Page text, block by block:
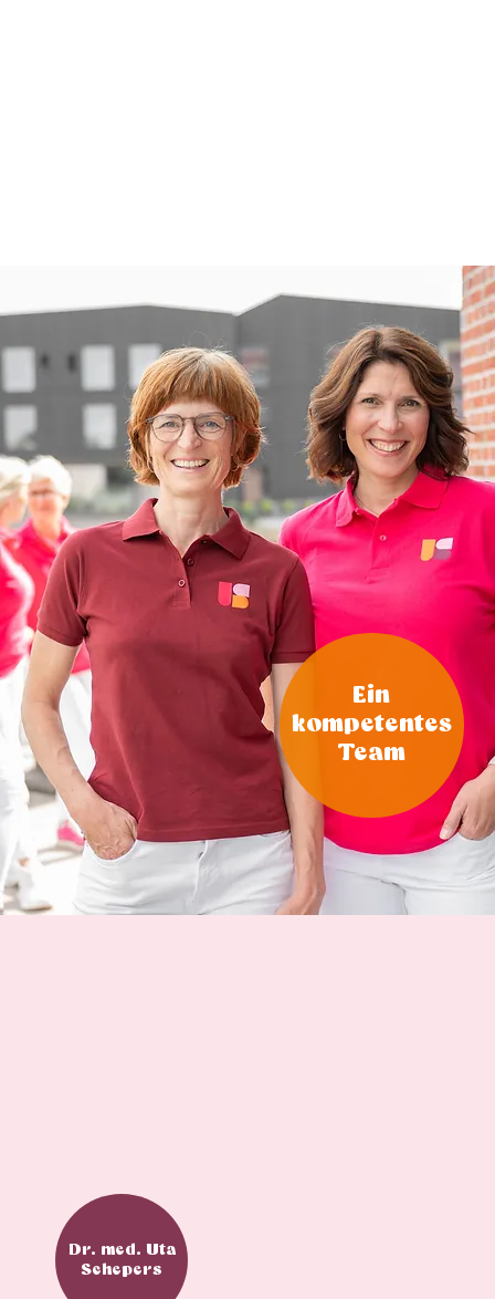
Ein
kompetentes
Team
Dr. med. Uta
Schepers